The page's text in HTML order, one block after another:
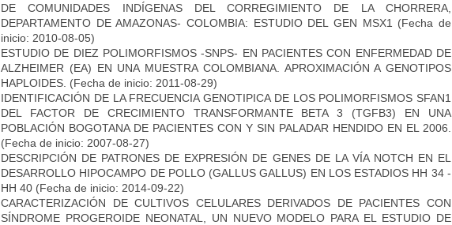
DE COMUNIDADES INDÍGENAS DEL CORREGIMIENTO DE LA CHORRERA,
DEPARTAMENTO DE AMAZONAS- COLOMBIA: ESTUDIO DEL GEN MSX1
(Fecha de
inicio: 2010-08-05)
ESTUDIO DE DIEZ POLIMORFISMOS -SNPS- EN PACIENTES CON ENFERMEDAD DE
ALZHEIMER (EA) EN UNA MUESTRA COLOMBIANA. APROXIMACIÓN A GENOTIPOS
HAPLOIDES. (Fecha de inicio: 2011-08-29)
IDENTIFICACIÓN DE LA FRECUENCIA GENOTIPICA DE LOS POLIMORFISMOS SFAN1
DEL FACTOR DE CRECIMIENTO TRANSFORMANTE BETA 3 (TGFB3) EN UNA
POBLACIÓN BOGOTANA DE PACIENTES CON Y SIN PALADAR HENDIDO EN EL 2006.
(Fecha de inicio: 2007-08-27)
DESCRIPCIÓN DE PATRONES DE EXPRESIÓN DE GENES DE LA VÍA NOTCH EN EL
DESARROLLO HIPOCAMPO DE POLLO (GALLUS GALLUS) EN LOS ESTADIOS HH 34 -
HH 40 (Fecha de inicio: 2014-09-22)
CARACTERIZACIÓN DE CULTIVOS CELULARES DERIVADOS DE PACIENTES CON
SÍNDROME PROGEROIDE NEONATAL, UN NUEVO MODELO PARA EL ESTUDIO DE